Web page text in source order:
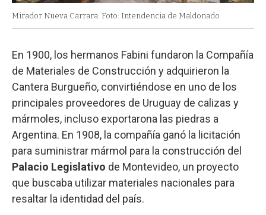
Mirador Nueva Carrara: Foto: Intendencia de Maldonado
En 1900, los hermanos Fabini fundaron la Compañía
de Materiales de Construcción y adquirieron la
Cantera Burgueño, convirtiéndose en uno de los
principales proveedores de Uruguay de calizas y
mármoles, incluso exportarona las piedras a
Argentina. En 1908, la compañía ganó la licitación
para suministrar mármol para la construcción del
Palacio Legislativo de Montevideo, un proyecto
que buscaba utilizar materiales nacionales para
resaltar la identidad del país.